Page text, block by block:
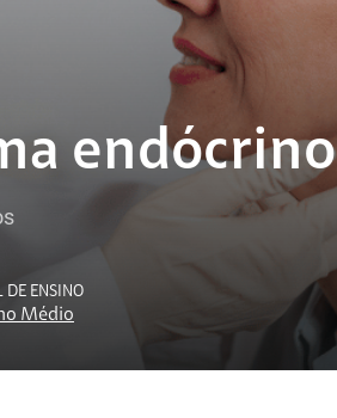
endócrino
DE ENSINO
Médio